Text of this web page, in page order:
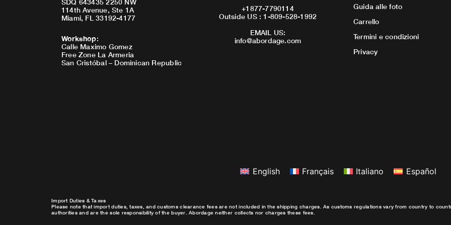
SDQ 643435 2250 NW
114th Avenue, Ste 1A
Miami, FL 33192-4177
Workshop:
Calle Maximo Gomez
Free Zone La Armeria
San Cristóbal – Dominican Republic
+1877-7790114
Outside US : 1-809-528-1992
EMAIL US:
info@abordage.com
Guida alle foto
Carrello
Termini e condizioni
Privacy
English Français Italiano Español
Import Duties & Taxes
Please note that import duties, taxes, and customs clearance fees are not included in the shipping charges. As customs regulations vary from country to
authorities and are the sole responsibility of the buyer. Abordage neither collects nor charges these fees.